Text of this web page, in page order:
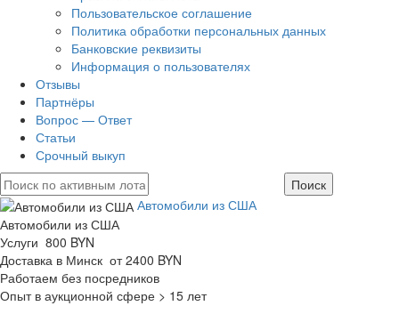
Пользовательское соглашение
Политика обработки персональных данных
Банковские реквизиты
Информация о пользователях
Отзывы
Партнёры
Вопрос — Ответ
Статьи
Срочный выкуп
Автомобили из США
Автомобили из США
Услуги 800 BYN
Доставка в Минск от 2400 BYN
Работаем без посредников
Опыт в аукционной сфере > 15 лет